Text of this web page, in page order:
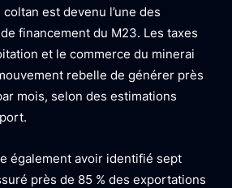
est devenu l’une des
financement du M23. Les taxes
et le commerce du minerai
rebelle de générer près
mois, selon des estimations
également avoir identifié sept
près de 85 % des exportations